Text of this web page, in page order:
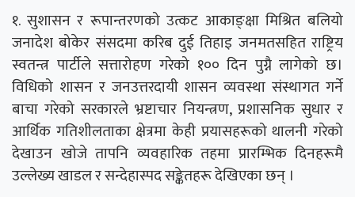
१‍. सुशासन र रूपान्तरणको उत्कट आकाङ्क्षा मिश्रित बलियो
जनादेश बोकेर संसदमा करिब दुई तिहाइ जनमतसहित राष्ट्रिय
स्वतन्त्र पार्टीले सत्तारोहण गरेको १०० दिन पुग्नै लागेको छ।
विधिको शासन र जनउत्तरदायी शासन व्यवस्था संस्थागत गर्ने
बाचा गरेको सरकारले भ्रष्टाचार नियन्त्रण, प्रशासनिक सुधार र
आर्थिक गतिशीलताका क्षेत्रमा केही प्रयासहरूको थालनी गरेको
देखाउन खोजे तापनि व्यवहारिक तहमा प्रारम्भिक दिनहरूमै
उल्लेख्य खाडल र सन्देहास्पद सङ्केतहरू देखिएका छन् ।